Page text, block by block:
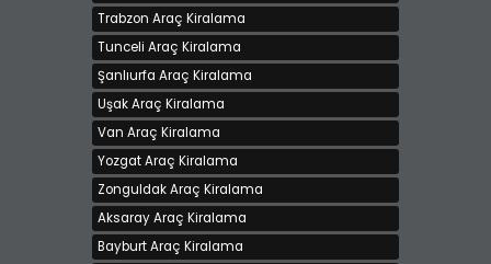
Trabzon Araç Kiralama
Tunceli Araç Kiralama
Şanlıurfa Araç Kiralama
Uşak Araç Kiralama
Van Araç Kiralama
Yozgat Araç Kiralama
Zonguldak Araç Kiralama
Aksaray Araç Kiralama
Bayburt Araç Kiralama